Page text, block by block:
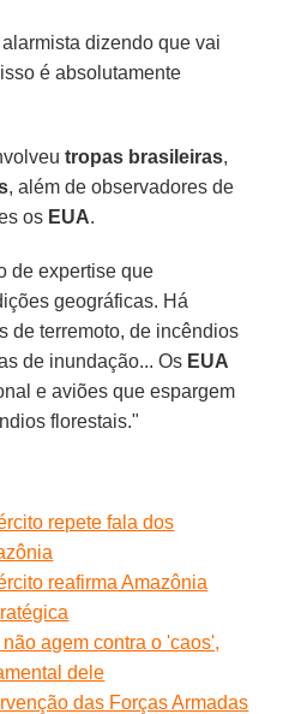
dizendo que vai
é absolutamente
tropas brasileiras,
, além de observadores de
os EUA.
de expertise que
geográficas. Há
de terremoto, de incêndios
de inundação... Os EUA
e aviões que espargem
florestais."
repete fala dos
reafirma Amazônia
agem contra o 'caos',
dele
das Forças Armadas